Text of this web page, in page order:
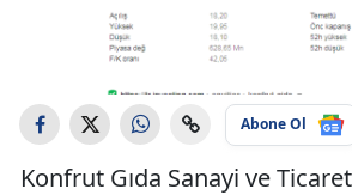
Abone Ol
Konfrut Gıda Sanayi ve